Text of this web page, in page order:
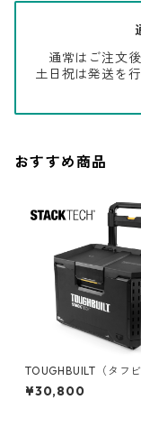
通常はご注文
土日祝は発送を
おすすめ商品
TOUGHBUILT（タフビ
TACK TECH(スタック
ウィールツールボック
¥30,800